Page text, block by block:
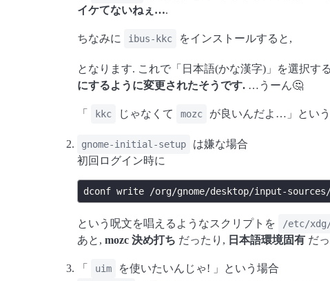
イケてないねぇ….
ちなみに ibus-kkc をインストールすると,
となります. これで「日本語(かな漢字)」を選択す
にするように変更されたそうです. …うーん🤔
「 kkc じゃなくて mozc が良いんだよ…」とい
gnome-initial-setup
は嫌な場合
初回ログイン時に
dconf write /org/gnome/desktop/input-
という呪文を唱えるようなスクリプトを /etc/
あと, mozc 決め打ち だったり, 日本語環境固有 だ
「 uim を使いたいんじゃ! 」という場合